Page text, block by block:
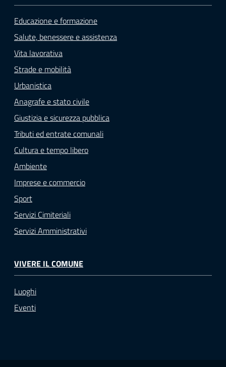
Educazione e formazione
Salute, benessere e assistenza
Vita lavorativa
Strade e mobilità
Urbanistica
Anagrafe e stato civile
Giustizia e sicurezza pubblica
Tributi ed entrate comunali
Cultura e tempo libero
Ambiente
Imprese e commercio
Sport
Servizi Cimiteriali
Servizi Amministrativi
VIVERE IL COMUNE
Luoghi
Eventi